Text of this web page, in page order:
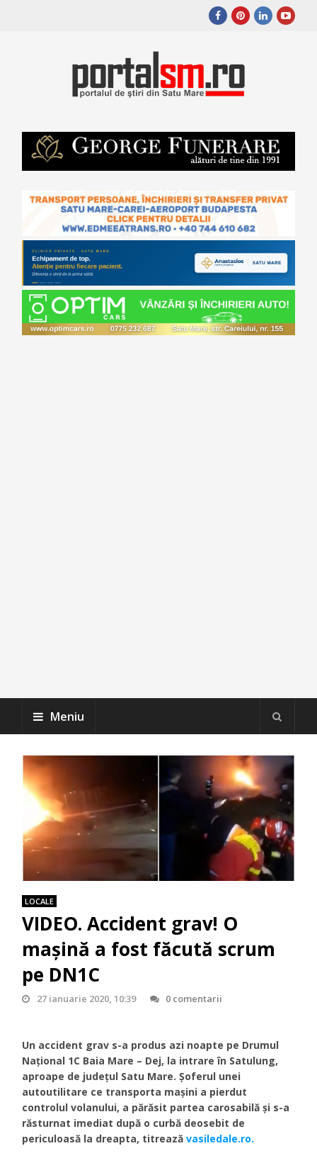
Meniu
LOCALE
VIDEO. Accident grav! O
mașină a fost făcută scrum
pe DN1C
27 ianuarie 2020, 10:39 0 comentarii
Un accident grav s-a produs azi noapte pe Drumul
Național 1C Baia Mare – Dej, la intrare în Satulung,
aproape de județul Satu Mare. Șoferul unei
autoutilitare ce transporta mașini a pierdut
controlul volanului, a părăsit partea carosabilă și s-a
răsturnat imediat după o curbă deosebit de
periculoasă la dreapta, titreazăvasiledale.ro.